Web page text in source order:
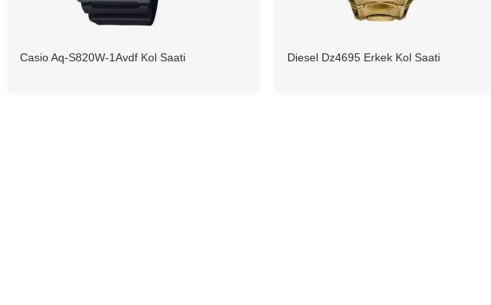
Casio Aq-S820W-1Avdf Kol Saati Diesel Dz4695 Erkek Kol Saati